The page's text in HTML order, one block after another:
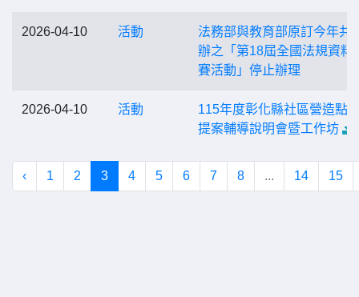
2026-04-10 活動
法務部與教育部原訂今年共
辦之「第18屆全國法規資料
賽活動」停止辦理
2026-04-10 活動
115年度彰化縣社區營造點
提案輔導說明會暨工作坊
‹ 1 2 3 4 5 6 7 8 ... 14 15